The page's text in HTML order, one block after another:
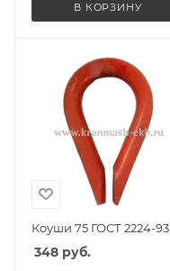
В КОРЗИНУ
Коуши 75 ГОСТ 2224-93
348 руб.